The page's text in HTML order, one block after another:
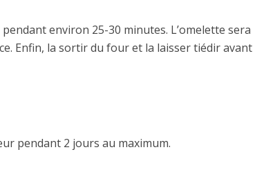
environ 25-30 minutes. L’omelette sera
Enfin, la sortir du four et la laisser tiédir avant
pendant 2 jours au maximum.